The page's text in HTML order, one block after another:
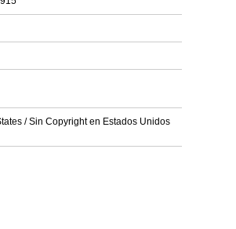
/ Sin Copyright en Estados Unidos